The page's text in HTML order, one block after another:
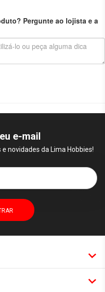
Pergunte ao lojista e a
e-mail
novidades da Lima Hobbies!